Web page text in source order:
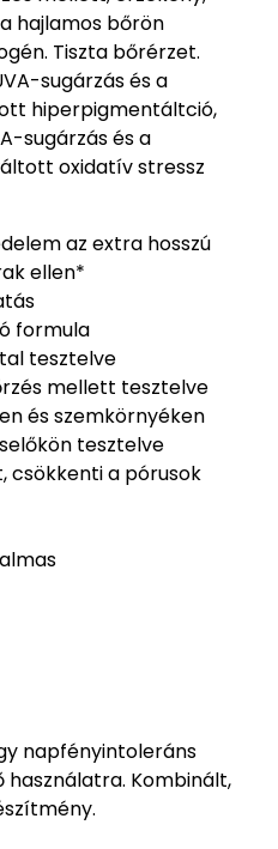
hajlamos bőrön
Tiszta bőrérzet.
sugárzás és a
hiperpigmentáltció,
sugárzás és a
oxidatív stressz
az extra hosszú
ellen*
formula
tesztelve
mellett tesztelve
és szemkörnyéken
tesztelve
csökkenti a pórusok
napfényintoleráns
Kombinált,